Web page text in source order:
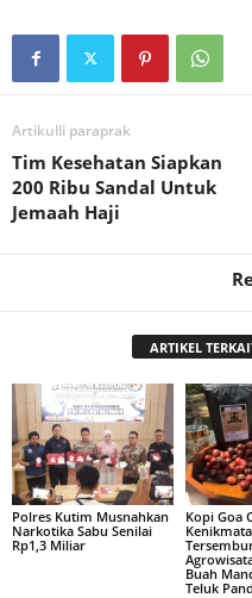
Artikulli paraprak
Tim Kesehatan Siapkan
200 Ribu Sandal Untuk
Jemaah Haji
ARTIKEL
Polres Kutim Musnahkan
Narkotika Sabu Senilai
Rp1,3 Miliar
Kopi Goa
Buah
Teluk